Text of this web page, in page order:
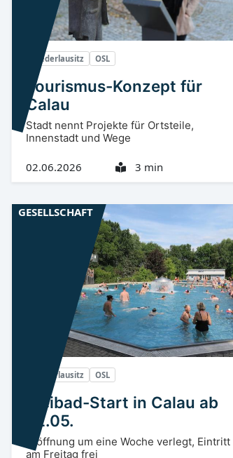
Niederlausitz OSL
Tourismus-Konzept für
Calau
Stadt nennt Projekte für Ortsteile,
Innenstadt und Wege
02.06.2026 3 min
Niederlausitz OSL
Freibad-Start in Calau ab
22.05.
Eröffnung um eine Woche verlegt, Eintritt
am Freitag frei
GESELLSCHAFT